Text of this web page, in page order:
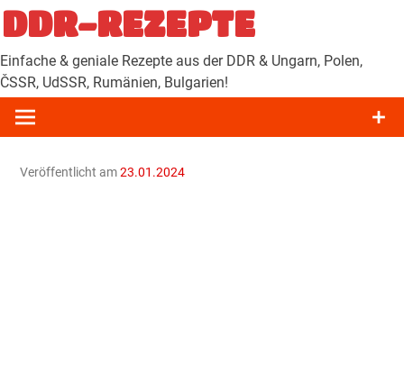
Zum
Inhalt
springen
DDR-REZEPTE
Einfache & geniale Rezepte aus der DDR & Ungarn, Polen,
ČSSR, UdSSR, Rumänien, Bulgarien!
Veröffentlicht am23.01.2024